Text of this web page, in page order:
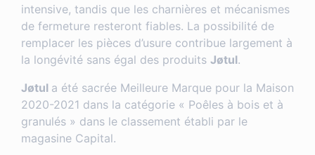
intensive, tandis que les charnières et mécanismes
de fermeture resteront fiables. La possibilité de
remplacer les pièces d’usure contribue largement à
la longévité sans égal des produits Jøtul.
Jøtul a été sacrée Meilleure Marque pour la Maison
2020-2021 dans la catégorie « Poêles à bois et à
granulés » dans le classement établi par le
magasine Capital.